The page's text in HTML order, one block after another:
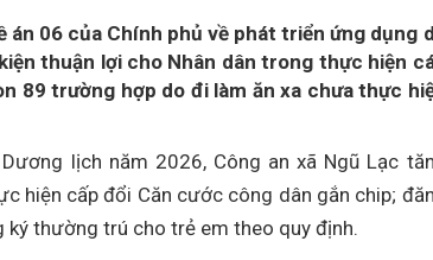
06 của Chính phủ về phát triển ứng dụng
thuận lợi cho Nhân dân trong thực hiện
89 trường hợp do đi làm ăn xa chưa thực
lịch năm 2026, Công an xã Ngũ Lạc
hiện cấp đổi Căn cước công dân gắn chip;
ký thường trú cho trẻ em theo quy định.